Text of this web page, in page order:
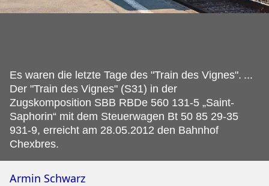
Es waren die letzte Tage des "Train des Vignes". ...
Der "Train des Vignes" (S31) in der
Zugskomposition SBB RBDe 560 131-5 „Saint-
Saphorin“ mit dem Steuerwagen Bt 50 85 29-35
931-9, erreicht am 28.05.2012 den Bahnhof
Chexbres.
Armin Schwarz